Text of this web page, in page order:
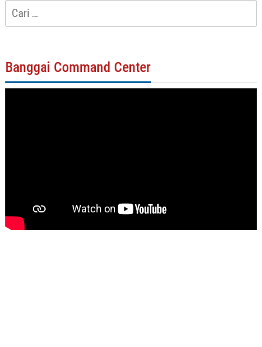
Cari
untuk:
Banggai Command Center